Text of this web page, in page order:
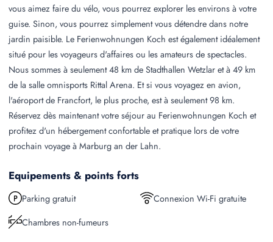
vous aimez faire du vélo, vous pourrez explorer les environs à votre
guise. Sinon, vous pourrez simplement vous détendre dans notre
jardin paisible. Le Ferienwohnungen Koch est également idéalement
situé pour les voyageurs d'affaires ou les amateurs de spectacles.
Nous sommes à seulement 48 km de Stadthallen Wetzlar et à 49 km
de la salle omnisports Rittal Arena. Et si vous voyagez en avion,
l'aéroport de Francfort, le plus proche, est à seulement 98 km.
Réservez dès maintenant votre séjour au Ferienwohnungen Koch et
profitez d'un hébergement confortable et pratique lors de votre
prochain voyage à Marburg an der Lahn.
Equipements & points forts
Parking gratuit
Connexion Wi-Fi gratuite
Chambres non-fumeurs